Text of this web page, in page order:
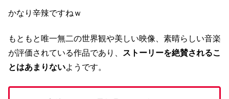
かなり辛辣ですねｗ
もともと唯一無二の世界観や美しい映像、素晴らしい音楽
が評価されている作品であり、 ストーリーを絶賛されるこ
とはあまりないようです。